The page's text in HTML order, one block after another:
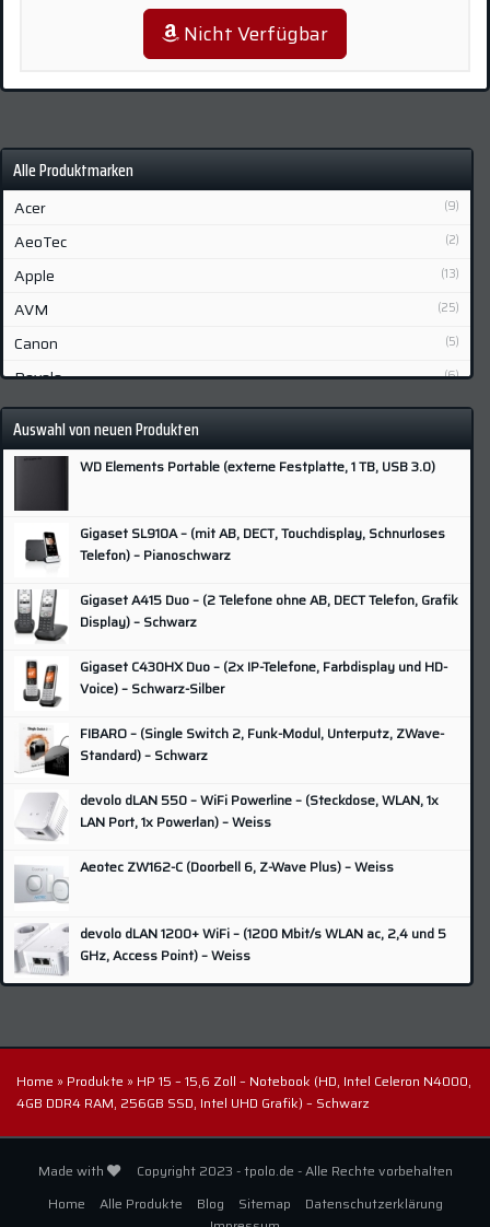
Nicht Verfügbar
Alle Produktmarken
Acer (9)
AeoTec (2)
Apple (13)
AVM (25)
Canon (5)
Devolo (6)
Fibaro (2)
Fujifilm
Grundig
Hisense
Huawei
Lenovo
LG
Nikon
Olympus
Pentax
Philips
QNAP
Raspberry (3)
SanDisk (2)
Sonoff (4)
Auswahl von neuen Produkten
WD Elements Portable (externe Festplatte, 1 TB, USB 3.0)
Gigaset SL910A – (mit AB, DECT, Touchdisplay, Schnurloses
Telefon) – Pianoschwarz
Gigaset A415 Duo – (2 Telefone ohne AB, DECT Telefon, Grafik
Display) – Schwarz
Gigaset C430HX Duo – (2x IP-Telefone, Farbdisplay und HD-
Voice) – Schwarz-Silber
FIBARO – (Single Switch 2, Funk-Modul, Unterputz, ZWave-
Standard) – Schwarz
devolo dLAN 550 – WiFi Powerline – (Steckdose, WLAN, 1x
LAN Port, 1x Powerlan) – Weiss
Aeotec ZW162-C (Doorbell 6, Z-Wave Plus) – Weiss
devolo dLAN 1200+ WiFi – (1200 Mbit/s WLAN ac, 2,4 und 5
GHz, Access Point) – Weiss
Home » Produkte » HP 15 – 15,6 Zoll – Notebook (HD, Intel Celeron N4000,
4GB DDR4 RAM, 256GB SSD, Intel UHD Grafik) – Schwarz
Made with
Copyright 2023 - tpolo.de - Alle Rechte vorbehalten
Home
Alle Produkte Blog Sitemap
Datenschutzerklärung